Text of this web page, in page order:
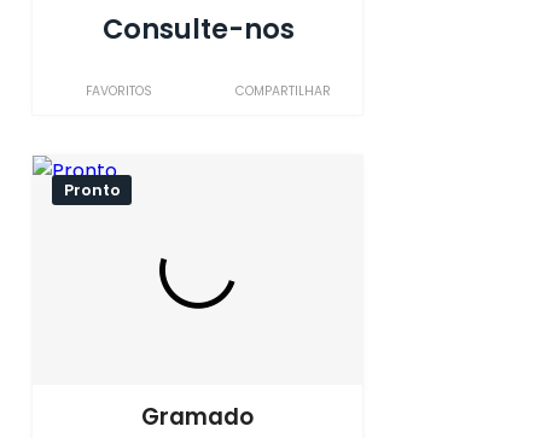
Consulte-nos
FAVORITOS COMPARTILHAR
Pronto
Gramado